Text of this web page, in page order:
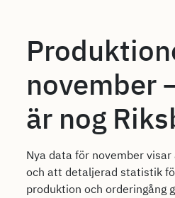
november
är nog
Nya data för november
och att detaljerad statistik
produktion och orderingång